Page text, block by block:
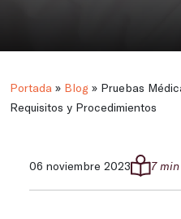
Portada » Blog » Pruebas
Requisitos y Procedimientos
06 noviembre 2023 7 min